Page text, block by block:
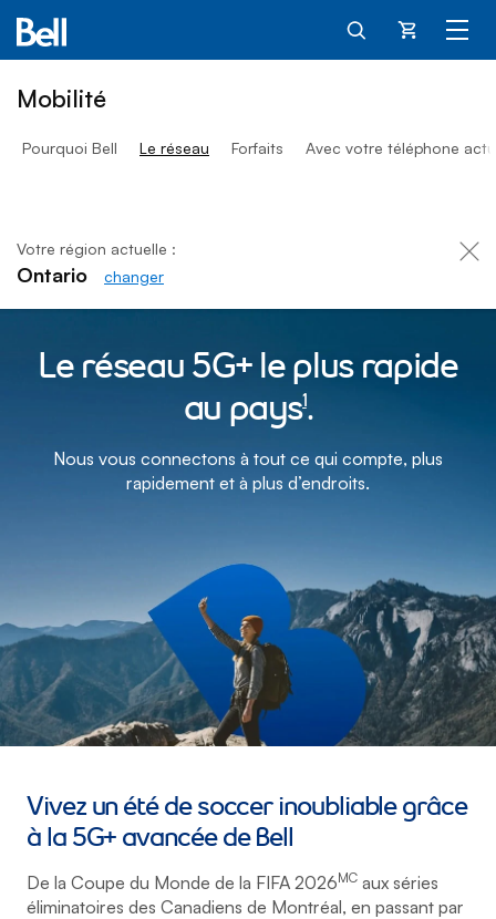
Panier
Mobilité
Pourquoi Bell Le réseau Forfaits Avec votre téléphone
Votre région actuelle :
Ontario changer
Le réseau 5G+ le plus rapide
au paysfootnote
1.
Nous vous connectons à tout ce qui compte, plus
rapidement et à plus d’endroits.
Vivez un été de soccer inoubliable grâce
à la 5G+ avancée de Bell
De la Coupe du Monde de la FIFA 2026MC aux séries
éliminatoires des Canadiens de Montréal, en passant par